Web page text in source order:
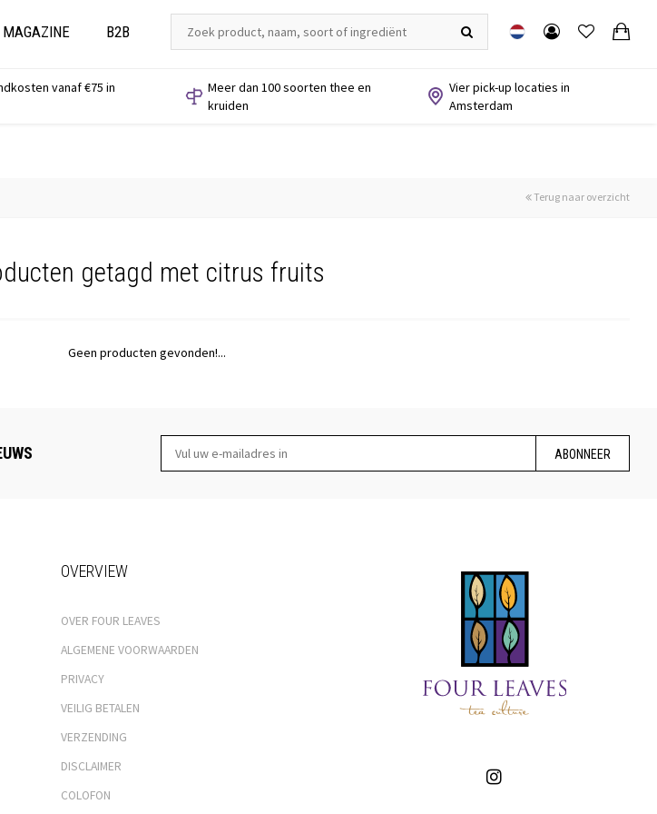
MAGAZINE B2B
vanaf €75 in
Meer dan 100 soorten thee en
kruiden
Vier pick-up locaties in
Amsterdam
Terug naar overzicht
getagd met citrus fruits
Geen producten gevonden!...
ABONNEER
OVERVIEW
OVER FOUR LEAVES
ALGEMENE VOORWAARDEN
PRIVACY
VEILIG BETALEN
VERZENDING
DISCLAIMER
COLOFON